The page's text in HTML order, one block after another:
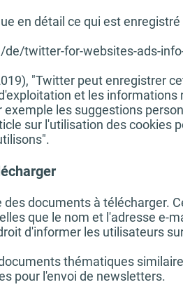
en détail ce qui est enregistré
twitter-for-websites-ads-
"Twitter peut enregistrer
et les
exemple les suggestions
sur l'utilisation des cookies
documents à télécharger.
que le nom et l'adresse e-
d'informer les utilisateurs
thématiques
pour l'envoi de newsletters.